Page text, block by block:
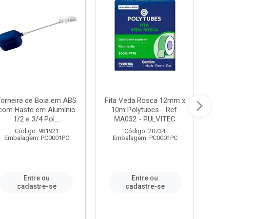
de Boia em ABS
Haste em Alumínio
1/2 e 3/4 Pol....
Código: 981921
Embalagem: PC0001PC
Entre ou
cadastre-se
Fita Veda Rosca 12mm x
10m Polytubes - Ref.
MA032 - PULVITEC
Código: 20734
Embalagem: PC0001PC
Entre ou
cadastre-se